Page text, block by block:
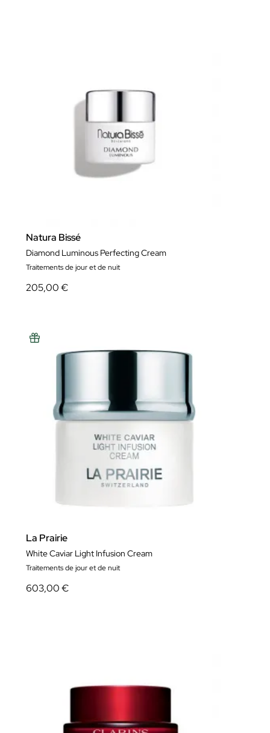
Natura Bissé
Diamond Luminous Perfecting Cream
Traitements de jour et de nuit
205,00 €
La Prairie
White Caviar Light Infusion Cream
Traitements de jour et de nuit
603,00 €